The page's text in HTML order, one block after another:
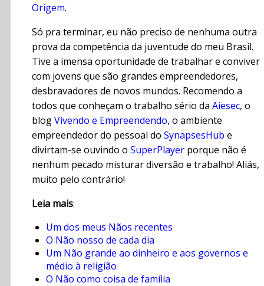
Origem.
Só pra terminar, eu não preciso de nenhuma outra
prova da competência da juventude do meu Brasil.
Tive a imensa oportunidade de trabalhar e conviver
com jovens que são grandes empreendedores,
desbravadores de novos mundos. Recomendo a
todos que conheçam o trabalho sério da Aiesec, o
blogVivendo e Empreendendo, o ambiente
empreendedor do pessoal do SynapsesHub e
divirtam-se ouvindo o SuperPlayer porque não é
nenhum pecado misturar diversão e trabalho! Aliás,
muito pelo contrário!
Leia mais:
Um dos meus Nãos recentes
O Não nosso de cada dia
Um Não grande ao dinheiro e aos governos e
médio à religião
O Não como coisa de família